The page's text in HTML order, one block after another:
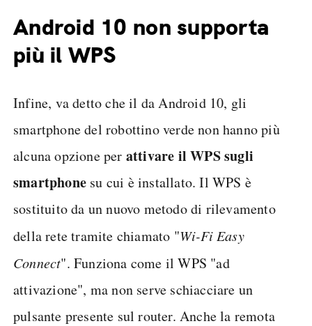
Android 10 non supporta
più il WPS
Infine, va detto che il da Android 10, gli
smartphone del robottino verde non hanno più
alcuna opzione per attivare il WPS sugli
smartphone su cui è installato. Il WPS è
sostituito da un nuovo metodo di rilevamento
della rete tramite chiamato "Wi-Fi Easy
Connect". Funziona come il WPS "ad
attivazione", ma non serve schiacciare un
pulsante presente sul router. Anche la remota